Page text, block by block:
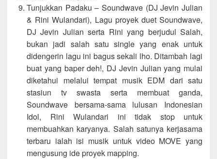
Tunjukkan Padaku – Soundwave (DJ Jevin Julian
& Rini Wulandari), Lagu proyek duet Soundwave,
DJ Jevin Julian serta Rini yang berjudul Salah,
bukan jadi salah satu single yang enak untuk
didengerin lagu ini bagus sekali lho. Ditambah lagi
buat yang baper deh!, DJ Jevin Julian yang mulai
diketahui melalui tempat musik EDM dari satu
stasiun tv swasta serta membuat ganda,
Soundwave bersama-sama lulusan Indonesian
Idol, Rini Wulandari ini tidak stop untuk
membuahkan karyanya. Salah satunya kerjasama
terbaru ialah isi musik untuk video MOVE yang
mengusung ide proyek mapping.